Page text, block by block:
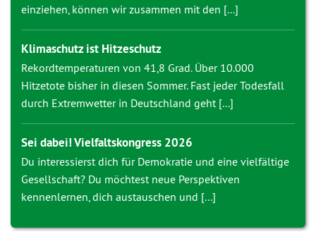
einziehen, können wir zusammen mit den [...]
Klimaschutz ist Hitzeschutz
Rekordtemperaturen von 41,8 Grad. Über 10.000
Hitzetote bisher in diesen Sommer. Fast jeder Todesfall
durch Extremwetter in Deutschland geht [...]
Sei dabei! Vielfaltskongress 2026
Du interessierst dich für Demokratie und eine vielfältige
Gesellschaft? Du möchtest neue Perspektiven
kennenlernen, dich austauschen und [...]